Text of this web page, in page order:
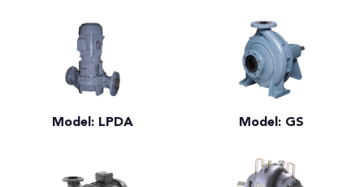
Model: LPDA Model: GS